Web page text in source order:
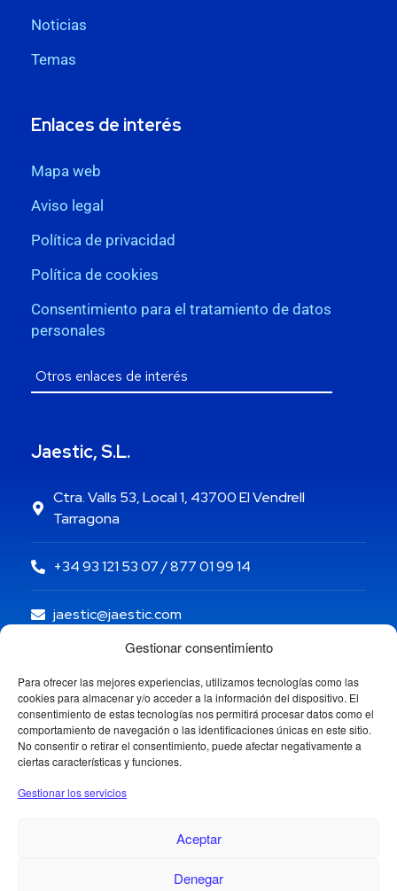
Gestionar consentimiento
Para ofrecer las mejores experiencias, utilizamos tecnologías como las
cookies para almacenar y/o acceder a la información del dispositivo. El
consentimiento de estas tecnologías nos permitirá procesar datos como el
comportamiento de navegación o las identificaciones únicas en este sitio.
No consentir o retirar el consentimiento, puede afectar negativamente a
ciertas características y funciones.
Gestionar los servicios
Aceptar
Denegar
Noticias
Temas
Enlaces de interés
Mapa web
Aviso legal
Política de privacidad
Política de cookies
Consentimiento para el tratamiento de datos
personales
Jaestic, S.L.
Ctra. Valls 53, Local 1, 43700 El Vendrell
Tarragona
+34 93 121 53 07 / 877 01 99 14
jaestic@jaestic.com
Copyright © 2024 Jaestic S.L. Todos los derechos